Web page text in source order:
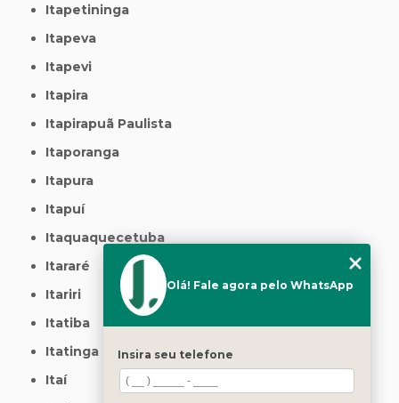
Itapetininga
Itapeva
Itapevi
Itapira
Itapirapuã Paulista
Itaporanga
Itapura
Itapuí
Itaquaquecetuba
Itararé
Itariri
Itatiba
Itatinga
Itaí
Olá! Fale agora pelo WhatsApp
Insira seu telefone